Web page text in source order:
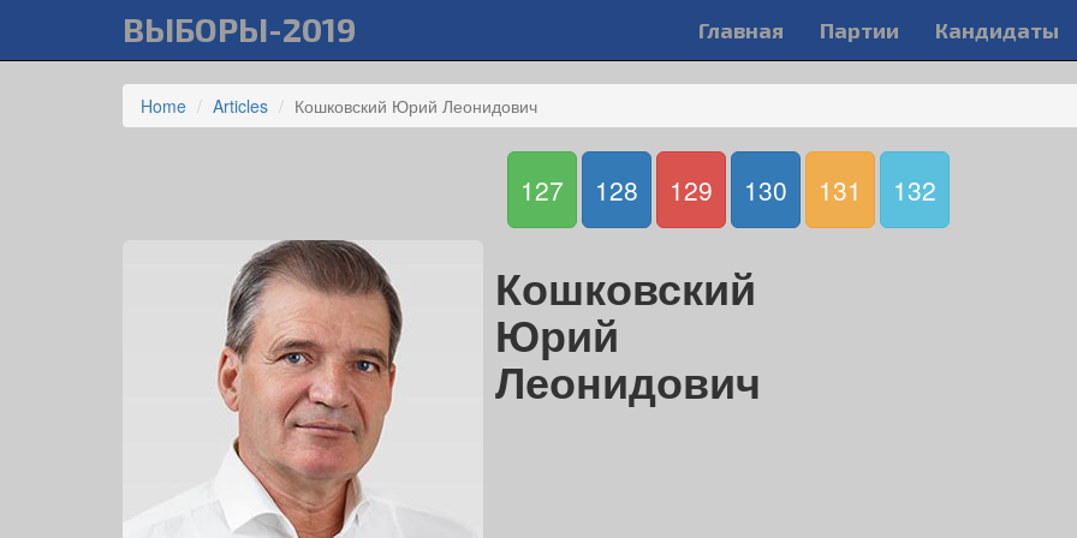
ВЫБОРЫ-2019 Главная Партии Кандидаты
Home Articles Кошковский Юрий Леонидович
127 128 129 130 131 132
Кошковский
Юрий
Леонидович